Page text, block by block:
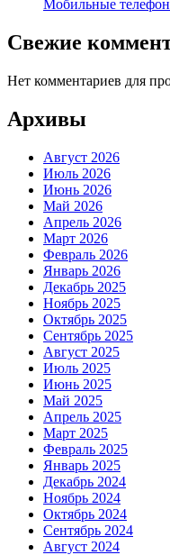
Мобильные
Свежие
Нет комментариев для
Архивы
Август 2026
Июль 2026
Июнь 2026
Май 2026
Апрель 2026
Март 2026
Февраль 2026
Январь 2026
Декабрь 2025
Ноябрь 2025
Октябрь 2025
Сентябрь 2025
Август 2025
Июль 2025
Июнь 2025
Май 2025
Апрель 2025
Март 2025
Февраль 2025
Январь 2025
Декабрь 2024
Ноябрь 2024
Октябрь 2024
Сентябрь 2024
Август 2024